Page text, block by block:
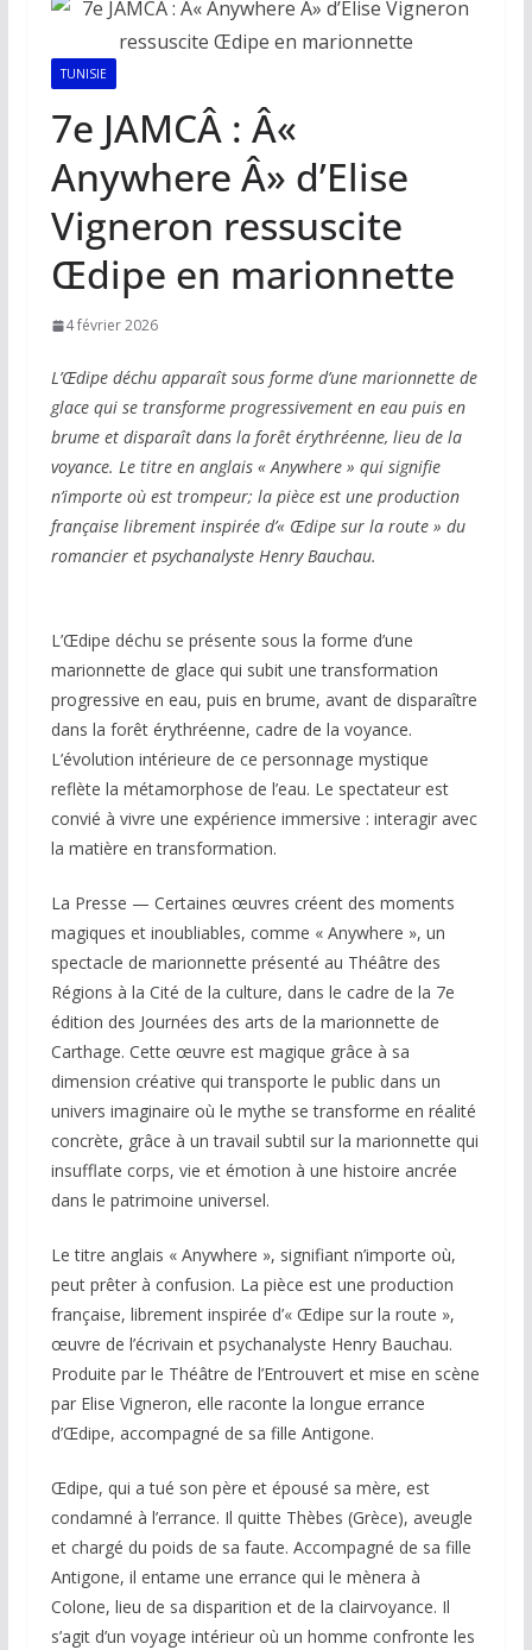
TUNISIE
7e JAMCÂ : Â«
Anywhere Â» d’Elise
Vigneron ressuscite
Œdipe en marionnette
4 février 2026
L’Œdipe déchu apparaît sous forme d’une marionnette de
glace qui se transforme progressivement en eau puis en
brume et disparaît dans la forêt érythréenne, lieu de la
voyance. Le titre en anglais « Anywhere » qui signifie
n’importe où est trompeur; la pièce est une production
française librement inspirée d’« Œdipe sur la route » du
romancier et psychanalyste Henry Bauchau.
L’Œdipe déchu se présente sous la forme d’une
marionnette de glace qui subit une transformation
progressive en eau, puis en brume, avant de disparaître
dans la forêt érythréenne, cadre de la voyance.
L’évolution intérieure de ce personnage mystique
reflète la métamorphose de l’eau. Le spectateur est
convié à vivre une expérience immersive : interagir avec
la matière en transformation.
La Presse — Certaines œuvres créent des moments
magiques et inoubliables, comme « Anywhere », un
spectacle de marionnette présenté au Théâtre des
Régions à la Cité de la culture, dans le cadre de la 7e
édition des Journées des arts de la marionnette de
Carthage. Cette œuvre est magique grâce à sa
dimension créative qui transporte le public dans un
univers imaginaire où le mythe se transforme en réalité
concrète, grâce à un travail subtil sur la marionnette qui
insufflate corps, vie et émotion à une histoire ancrée
dans le patrimoine universel.
Le titre anglais « Anywhere », signifiant n’importe où,
peut prêter à confusion. La pièce est une production
française, librement inspirée d’« Œdipe sur la route »,
œuvre de l’écrivain et psychanalyste Henry Bauchau.
Produite par le Théâtre de l’Entrouvert et mise en scène
par Elise Vigneron, elle raconte la longue errance
d’Œdipe, accompagné de sa fille Antigone.
Œdipe, qui a tué son père et épousé sa mère, est
condamné à l’errance. Il quitte Thèbes (Grèce), aveugle
et chargé du poids de sa faute. Accompagné de sa fille
Antigone, il entame une errance qui le mènera à
Colone, lieu de sa disparition et de la clairvoyance. Il
s’agit d’un voyage intérieur où un homme confronte les